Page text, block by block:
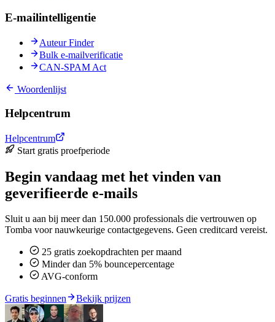
E-mailintelligentie
Auteur Finder
Bulk e-mailverificatie
CAN-SPAM Act
Woordenlijst
Helpcentrum
Helpcentrum
Start gratis proefperiode
Begin vandaag met het vinden van
geverifieerde e-mails
Sluit u aan bij meer dan 150.000 professionals die vertrouwen op
Tomba voor nauwkeurige contactgegevens. Geen creditcard vereist.
25 gratis zoekopdrachten per maand
Minder dan 5% bouncepercentage
AVG-conform
Gratis beginnen Bekijk prijzen